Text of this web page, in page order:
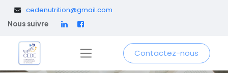
cedenutrition@gmail.com
Nous suivre
Contactez-nous